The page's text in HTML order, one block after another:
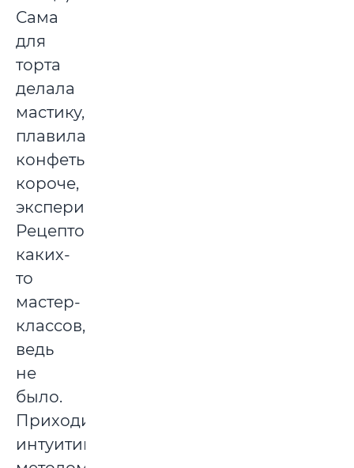
Сама
для
торта
делала
мастику,
плавила
конфеты,
короче,
экспериментировала.
Рецептов,
каких-
то
мастер-
классов,
ведь
не
было.
Приходилось
интуитивно,